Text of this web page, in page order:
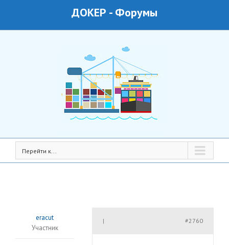
ДОКЕР - Форумы
Перейти к...
eracut
Участник
#2760
|